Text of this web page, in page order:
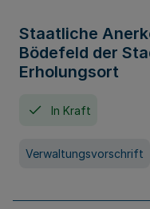
Staatliche
Bödefeld der
Erholungsort
In Kraft
Verwaltungsvorschrift